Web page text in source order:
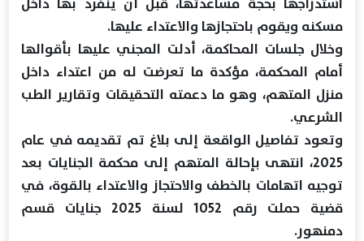
استدراجها بحجة مساعدتها، قبل أن ينفرد بها داخل
مسكنه ويقوم باحتجازها والاعتداء عليها.
وخلال جلسات المحاكمة، أدلت المجني عليها بأقوالها
أمام المحكمة، مؤكدة ما تعرضت له من اعتداء داخل
منزل المتهم، وهو ما دعمته التحقيقات وتقارير الطب
الشرعي.
وتعود تفاصيل الواقعة إلى بلاغ تم تقديمه في عام
2025، انتهى بإحالة المتهم إلى محكمة الجنايات بعد
توجيه اتهامات بالخطف والاحتجاز والاعتداء بالقوة، في
قضية حملت رقم 1052 لسنة 2025 جنايات قسم
دمنهور.